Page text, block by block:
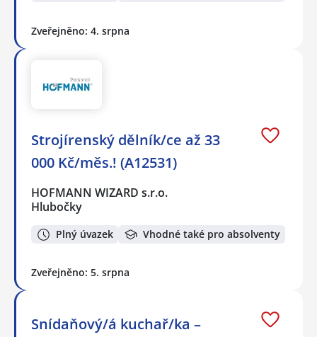
Zveřejněno: 4. srpna
Strojírenský dělník/ce až 33
000 Kč/měs.! (A12531)
HOFMANN WIZARD s.r.o.
Hlubočky
Plný úvazek Vhodné také pro absolventy
Zveřejněno: 5. srpna
Snídaňový/á kuchař/ka –